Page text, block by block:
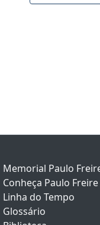
Memorial Paulo
Conheça Paulo Freire
Linha do Tempo
Glossário